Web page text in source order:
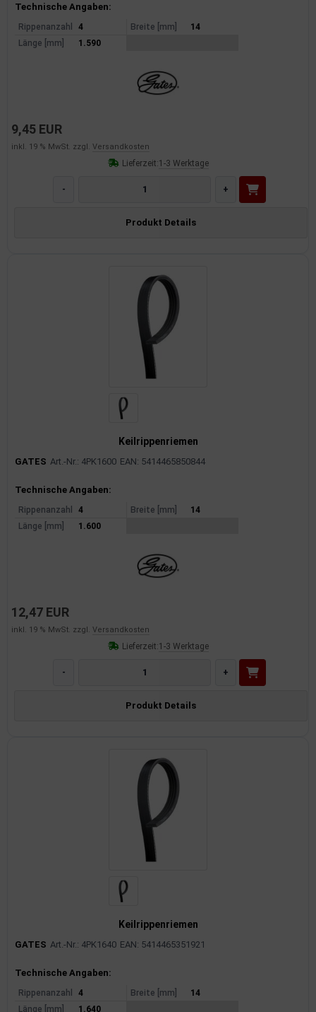
Produktinformationen
Technische Angaben:
Rippenanzahl 4 Breite [mm]
14
Länge [mm]
1.590
9,45 EUR
inkl. 19 % MwSt. zzgl. Versandkosten
Lieferzeit:1-3 Werktage
- +
Produkt Details
Keilrippenriemen
GATES Art.-Nr.: 4PK1600 EAN: 5414465850844
Produktinformationen
Technische Angaben:
Rippenanzahl 4 Breite [mm]
14
Länge [mm]
1.600
12,47 EUR
inkl. 19 % MwSt. zzgl. Versandkosten
Lieferzeit:1-3 Werktage
- +
Produkt Details
Keilrippenriemen
GATES Art.-Nr.: 4PK1640 EAN: 5414465351921
Produktinformationen
Technische Angaben:
Rippenanzahl 4 Breite [mm]
14
Länge [mm]
1.640